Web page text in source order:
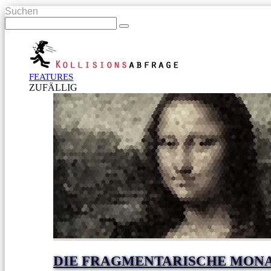
Suchen
FEATURES
ZUFÄLLIG
DIE FRAGMENTARISCHE